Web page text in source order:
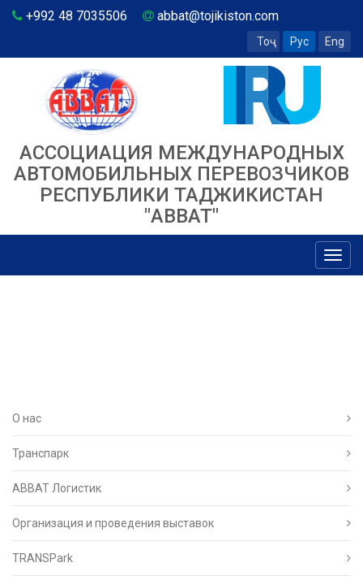
+992 48 7035506 abbat@tojikiston.com
Тоҷ Рус Eng
АССОЦИАЦИЯ МЕЖДУНАРОДНЫХ
АВТОМОБИЛЬНЫХ ПЕРЕВОЗЧИКОВ
РЕСПУБЛИКИ ТАДЖИКИСТАН
"ABBAT"
О нас
Транспарк
ABBAT Логистик
Организация и проведения выставок
TRANSPark